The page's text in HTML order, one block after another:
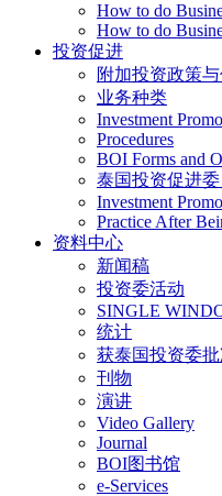
How to do
How to do
投资促进
附加投资政策
业务种类
Investment
Procedures
BOI Forms and
泰国投资促进
Investment
Practice After
资料中心
新闻稿
投资委活动
SINGLE
统计
获泰国投资委
刊物
演讲
Video Gallery
Journal
BOI图书馆
e-Services